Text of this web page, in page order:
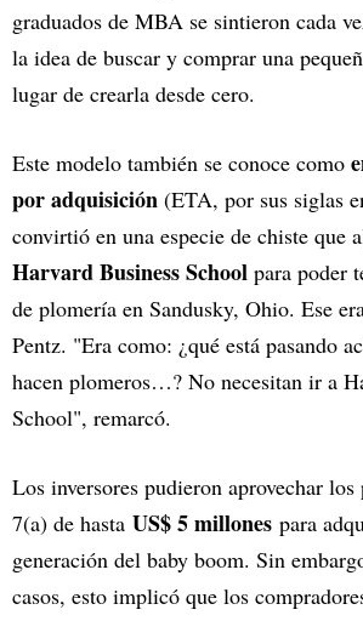
graduados de MBA se sintieron cada
la idea de buscar y comprar una
lugar de crearla desde cero.
Este modelo también se conoce como
por adquisición (ETA, por sus siglas
convirtió en una especie de chiste que
Harvard Business School para poder
de plomería en Sandusky, Ohio. Ese
Pentz. "Era como: ¿qué está pasando
hacen plomeros…? No necesitan ir a
School", remarcó.
Los inversores pudieron aprovechar los
7(a) de hasta US$ 5 millones para
generación del baby boom. Sin
casos, esto implicó que los